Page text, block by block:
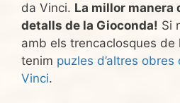
da Vinci. La millor manera
detalls de la Gioconda! Si
amb els trencaclosques de
tenim puzles d’altres
Vinci.